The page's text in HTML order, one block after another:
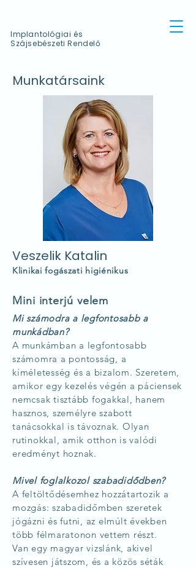
Implantológiai és
Szájsebészeti Rendelő
Munkatársaink
Veszelik Katalin
Klinikai fogászati higiénikus
Mini interjú velem
Mi számodra a legfontosabb a
munkádban?
A munkámban a legfontosabb
számomra a pontosság, a
kíméletesség és a bizalom. Szeretem,
amikor egy kezelés végén a páciensek
nemcsak tisztább fogakkal, hanem
hasznos, személyre szabott
tanácsokkal is távoznak. Olyan
rutinokkal, amik otthon is valódi
eredményt hoznak.
Mivel foglalkozol szabadidődben?
A feltöltődésemhez hozzátartozik a
mozgás: szabadidőmben szeretek
jógázni és futni, az elmúlt években
több félmaratonon vettem részt.
Van egy magyar vizslánk, akivel
szívesen játszom, és a közös séták